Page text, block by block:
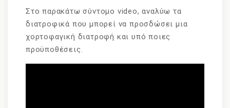
Στο παρακάτω σύντομο video, αναλύω τα
διατροφικά που μπορεί να προσδώσει μια
χορτοφαγική διατροφή και υπό ποιες
προϋποθέσεις.